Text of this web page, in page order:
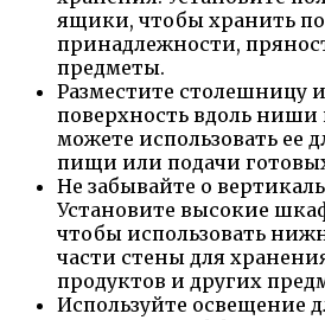
ящики, чтобы хранить
принадлежности,
предметы.
Разместите столешницу
поверхность вдоль
можете использовать ее
пищи или подачи
Не забывайте о
Установите высокие
чтобы использовать
части стены для
продуктов и других
Используйте освещение